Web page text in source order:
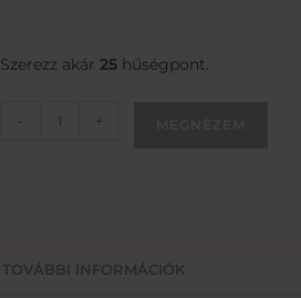
Szerezz akár 25 hűségpont.
- +
TOVÁBBI INFORMÁCIÓK